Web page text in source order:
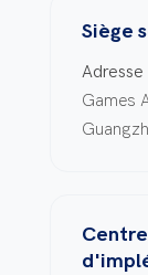
Siège
Adresse
Games